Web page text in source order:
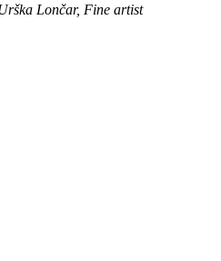
Lončar, Fine artist